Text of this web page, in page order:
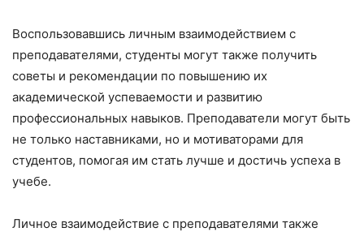
Воспользовавшись личным взаимодействием с
преподавателями, студенты могут также получить
советы и рекомендации по повышению их
академической успеваемости и развитию
профессиональных навыков. Преподаватели могут быть
не только наставниками, но и мотиваторами для
студентов, помогая им стать лучше и достичь успеха в
учебе.
Личное взаимодействие с преподавателями также